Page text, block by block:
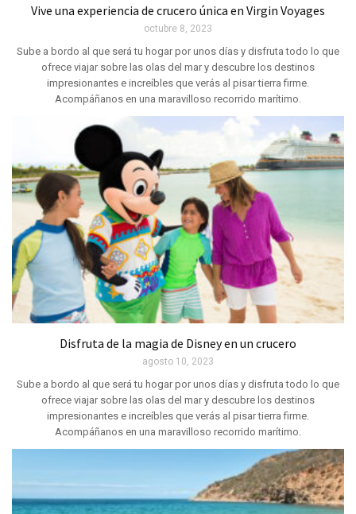
Vive una experiencia de crucero única en Virgin Voyages
octubre 8, 2023
Sube a bordo al que será tu hogar por unos días y disfruta todo lo que
ofrece viajar sobre las olas del mar y descubre los destinos
impresionantes e increíbles que verás al pisar tierra firme.
Acompáñanos en una maravilloso recorrido marítimo.
Disfruta de la magia de Disney en un crucero
agosto 10, 2023
Sube a bordo al que será tu hogar por unos días y disfruta todo lo que
ofrece viajar sobre las olas del mar y descubre los destinos
impresionantes e increíbles que verás al pisar tierra firme.
Acompáñanos en una maravilloso recorrido marítimo.